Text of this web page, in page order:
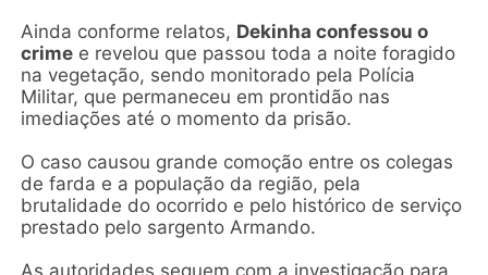
Ainda conforme relatos, Dekinha confessou o
crime e revelou que passou toda a noite foragido
na vegetação, sendo monitorado pela Polícia
Militar, que permaneceu em prontidão nas
imediações até o momento da prisão.
O caso causou grande comoção entre os colegas
de farda e a população da região, pela
brutalidade do ocorrido e pelo histórico de serviço
prestado pelo sargento Armando.
As autoridades seguem com a investigação para